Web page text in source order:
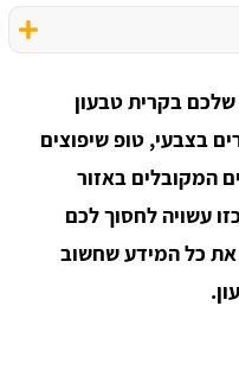
בקרית טבעון
בצבעי, טופ שיפוצים
המקובלים באזור
עשויה לחסוך לכם
כל המידע שחשוב